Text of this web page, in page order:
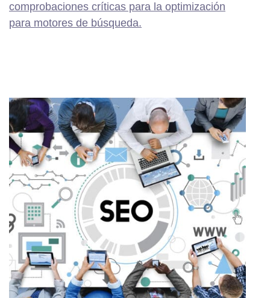
comprobaciones críticas para la optimización
para motores de búsqueda.